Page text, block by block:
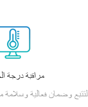
مراقبة درجة
لتتبع وضمان فعالية وسلامة